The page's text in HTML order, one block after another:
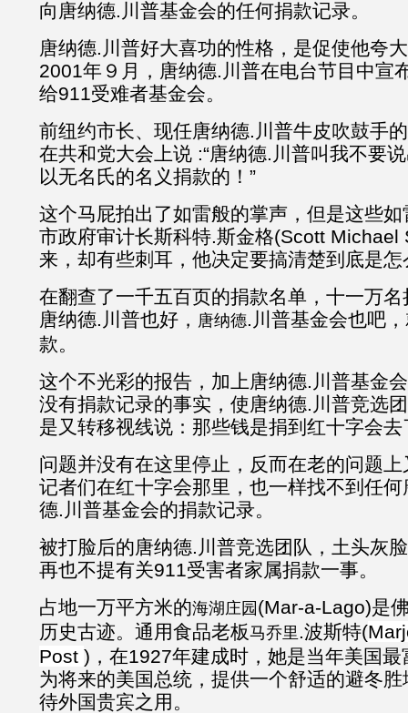
向唐纳德.川普基金会的任何捐款记录。
唐纳德.川普好大喜功的性格，是促使他夸
2001年９月，唐纳德.川普在电台节目中宣
给911受难者基金会。
前纽约市长、现任唐纳德.川普牛皮吹鼓手
在共和党大会上说 :“唐纳德.川普叫我不要
以无名氏的名义捐款的！”
这个马屁拍出了如雷般的掌声，但是这些
市政府审计长斯科特.斯金格(Scott Michael
来，却有些刺耳，他决定要搞清楚到底是
在翻查了一千五百页的捐款名单，十一万
唐纳德.川普也好， 唐纳德.川普基金会也吧
款。
这个不光彩的报告，加上唐纳德.川普基金
没有捐款记录的事实，使唐纳德.川普竞选
是又转移视线说：那些钱是捐到红十字会去
问题并没有在这里停止，反而在老的问题
记者们在红十字会那里，也一样找不到任
德.川普基金会的捐款记录。
被打脸后的唐纳德.川普竞选团队，土头灰
再也不提有关911受害者家属捐款一事。
占地一万平方米的海湖庄园 (Mar-a-Lago)是
历史古迹。通用食品老板马乔里 .波斯特(
Post )，在1927年建成时，她是当年美国
为将来的美国总统，提供一个舒适的避冬
待外国贵宾之用。